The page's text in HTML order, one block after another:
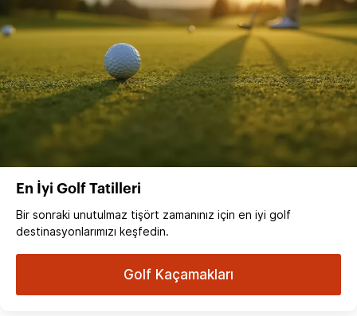
En İyi Golf Tatilleri
Bir sonraki unutulmaz tişört zamanınız için en iyi golf
destinasyonlarımızı keşfedin.
Golf Kaçamakları